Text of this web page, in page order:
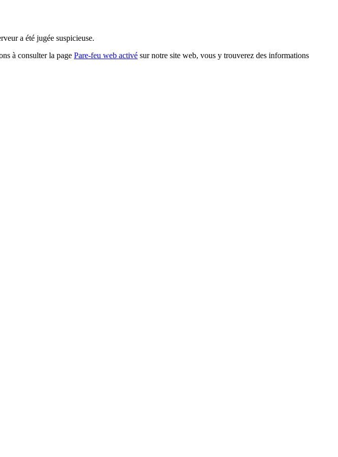
a été jugée suspicieuse.
à consulter la page Pare-feu web activé sur notre site web, vous y trouverez des informations